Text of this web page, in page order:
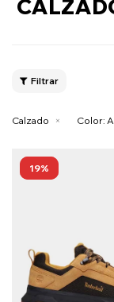
Calzado Color:
19